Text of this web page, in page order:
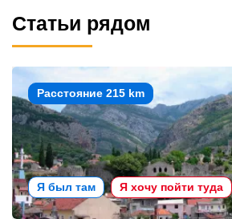
Статьи рядом
Расстояние 215 km
Я был там Я хочу пойти туда